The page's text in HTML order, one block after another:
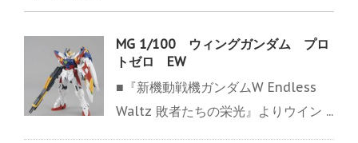
MG 1/100 ウィングガンダム プロ
トゼロ EW
■『新機動戦機ガンダムW Endless
Waltz 敗者たちの栄光』よりウイン ...